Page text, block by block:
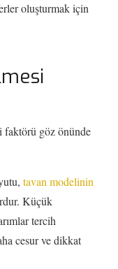
oluşturmak için
faktörü göz önünde
tavan modelinin
Küçük
tercih
cesur ve dikkat